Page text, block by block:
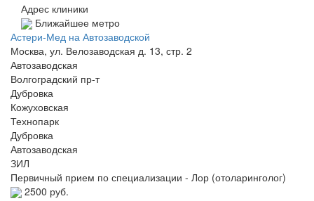
Адрес клиники
Ближайшее метро
Астери-Мед на Автозаводской
Москва, ул. Велозаводская д. 13, стр. 2
Автозаводская
Волгоградский пр-т
Дубровка
Кожуховская
Технопарк
Дубровка
Автозаводская
ЗИЛ
Первичный прием по специализации - Лор (отоларинголог)
2500 руб.